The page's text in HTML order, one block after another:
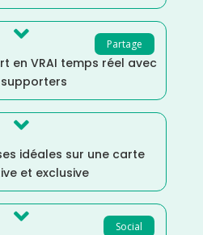
Partage

en VRAI temps réel avec

idéales sur une carte
et exclusive
Social
